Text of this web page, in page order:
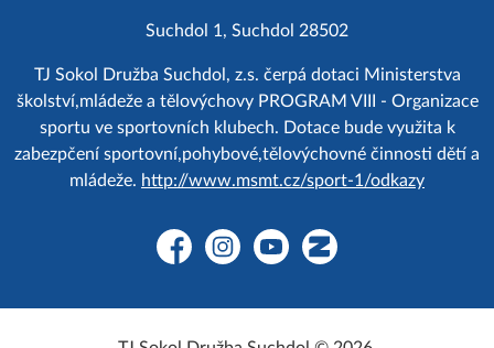
Suchdol 1, Suchdol 28502
TJ Sokol Družba Suchdol, z.s. čerpá dotaci Ministerstva
školství,mládeže a tělovýchovy PROGRAM VIII - Organizace
sportu ve sportovních klubech. Dotace bude využita k
zabezpčení sportovní,pohybové,tělovýchovné činnosti dětí a
mládeže. http://www.msmt.cz/sport-1/odkazy
FacebookInstagramYouTubeZonerama